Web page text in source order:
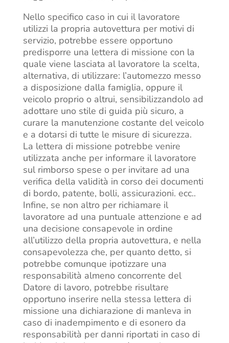
Nello specifico caso in cui il lavoratore
utilizzi la propria autovettura per motivi di
servizio, potrebbe essere opportuno
predisporre una lettera di missione con la
quale viene lasciata al lavoratore la scelta,
alternativa, di utilizzare: l’automezzo messo
a disposizione dalla famiglia, oppure il
veicolo proprio o altrui, sensibilizzandolo ad
adottare uno stile di guida più sicuro, a
curare la manutenzione costante del veicolo
e a dotarsi di tutte le misure di sicurezza.
La lettera di missione potrebbe venire
utilizzata anche per informare il lavoratore
sul rimborso spese o per invitare ad una
verifica della validità in corso dei documenti
di bordo, patente, bolli, assicurazioni. ecc..
Infine, se non altro per richiamare il
lavoratore ad una puntuale attenzione e ad
una decisione consapevole in ordine
all’utilizzo della propria autovettura, e nella
consapevolezza che, per quanto detto, si
potrebbe comunque ipotizzare una
responsabilità almeno concorrente del
Datore di lavoro, potrebbe risultare
opportuno inserire nella stessa lettera di
missione una dichiarazione di manleva in
caso di inadempimento e di esonero da
responsabilità per danni riportati in caso di